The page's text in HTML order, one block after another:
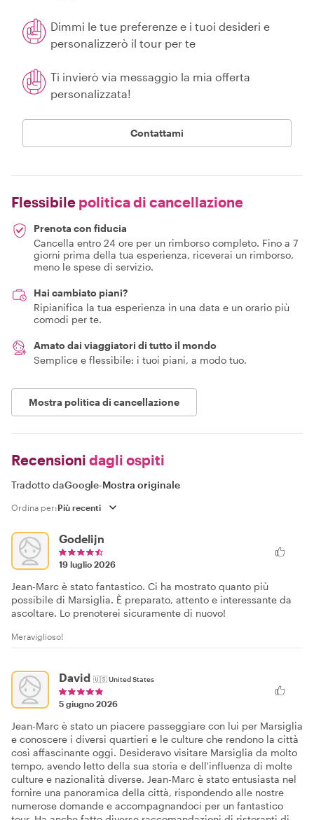
Dimmi le tue preferenze e i tuoi desideri e
personalizzerò il tour per te
Ti invierò via messaggio la mia offerta
personalizzata!
Contattami
Flessibile politica di cancellazione
Prenota con fiducia
Cancella entro 24 ore per un rimborso completo. Fino a 7
giorni prima della tua esperienza, riceverai un rimborso,
meno le spese di servizio.
Hai cambiato piani?
Ripianifica la tua esperienza in una data e un orario più
comodi per te.
Amato dai viaggiatori di tutto il mondo
Semplice e flessibile: i tuoi piani, a modo tuo.
Mostra politica di cancellazione
Recensioni dagli ospiti
Tradotto daGoogle-Mostra originale
Ordina per:
Godelijn
19 luglio 2026
Jean-Marc è stato fantastico. Ci ha mostrato quanto più
possibile di Marsiglia. È preparato, attento e interessante da
ascoltare. Lo prenoterei sicuramente di nuovo!
Meraviglioso!
David 🇺🇸United States
5 giugno 2026
Jean-Marc è stato un piacere passeggiare con lui per Marsiglia
e conoscere i diversi quartieri e le culture che rendono la città
così affascinante oggi. Desideravo visitare Marsiglia da molto
tempo, avendo letto della sua storia e dell'influenza di molte
culture e nazionalità diverse. Jean-Marc è stato entusiasta nel
fornire una panoramica della città, rispondendo alle nostre
numerose domande e accompagnandoci per un fantastico